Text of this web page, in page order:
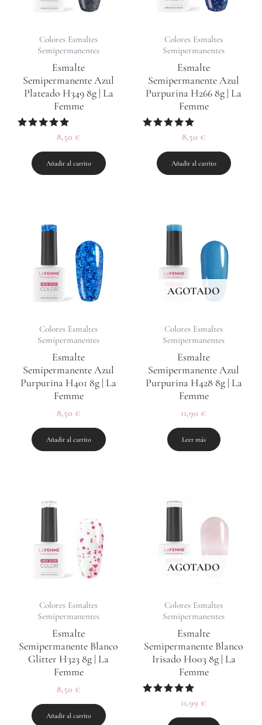
Colores Esmaltes
Semipermanentes
Esmalte
Semipermanente Azul
Plateado H349 8g | La
Femme
Valorado
5.00
de 5
8,50 €
Añadir al carrito
Colores Esmaltes
Semipermanentes
Esmalte
Semipermanente Azul
Purpurina H266 8g | La
Femme
Valorado
5.00
de 5
8,50 €
Añadir al carrito
Colores Esmaltes
Semipermanentes
Esmalte
Semipermanente Azul
Purpurina H401 8g | La
Femme
8,50 €
Añadir al carrito
AGOTADO
Colores Esmaltes
Semipermanentes
Esmalte
Semipermanente Azul
Purpurina H428 8g | La
Femme
11,90 €
Leer más
Colores Esmaltes
Semipermanentes
Esmalte
Semipermanente Blanco
Glitter H323 8g | La
Femme
8,50 €
Añadir al carrito
AGOTADO
Colores Esmaltes
Semipermanentes
Esmalte
Semipermanente Blanco
Irisado H003 8g | La
Femme
Valorado
5.00
11,99 €